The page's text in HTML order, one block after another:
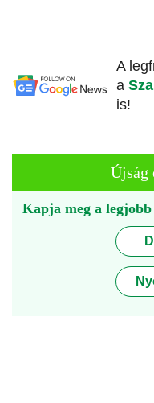
A
a
is!
Újság
Kapja meg a